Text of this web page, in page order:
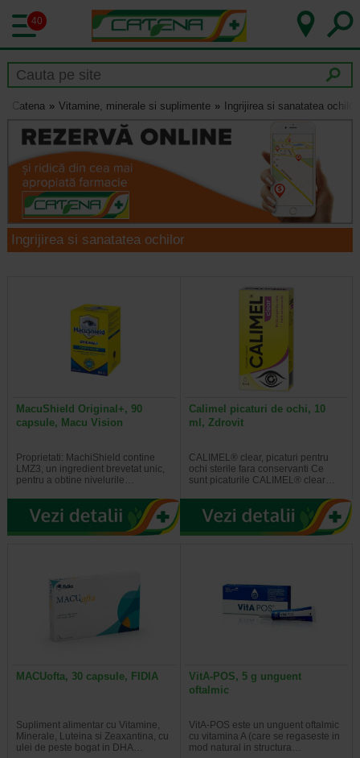
40
Catena Vitamine, minerale si suplimente Ingrijirea si sanatatea ochilor
Ingrijirea si sanatatea ochilor
MacuShield Original+, 90
capsule, Macu Vision
Proprietati: MachiShield contine
LMZ3, un ingredient brevetat unic,
pentru a obtine nivelurile…
Calimel picaturi de ochi, 10
ml, Zdrovit
CALIMEL® clear, picaturi pentru
ochi sterile fara conservanti Ce
sunt picaturile CALIMEL® clear…
MACUofta, 30 capsule, FIDIA
Supliment alimentar cu Vitamine,
Minerale, Luteina si Zeaxantina, cu
ulei de peste bogat in DHA…
VitA-POS, 5 g unguent
oftalmic
VitA-POS este un unguent oftalmic
cu vitamina A (care se regaseste in
mod natural in structura…